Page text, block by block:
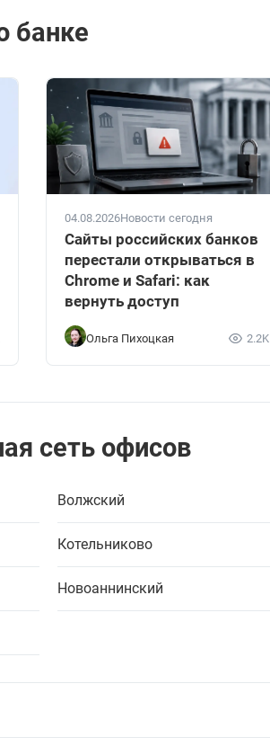
банке
04.08.2026Новости сегодня
Сайты российских банков
перестали открываться в
Chrome и Safari: как
вернуть доступ
Ольга Пихоцкая 2.2K
сеть офисов
Волжский
Котельниково
Новоаннинский